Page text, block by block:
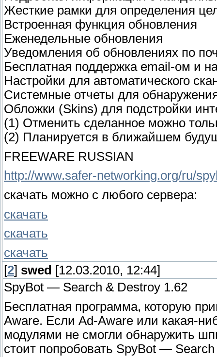
Жесткие рамки для определения
Встроенная функция обновления
Еженедельные обновления
Уведомления об обновлениях по
Бесплатная поддержка email-ом и
Настройки для автоматического
Системные отчеты для
Обложки (Skins) для подстройки
(1) Отменить сделанное можно
(2) Планируется в ближайшем
FREEWARE RUSSIAN
http://www.safer-networking.org/ru/
скачать можно с любого сервера:
скачать
скачать
скачать
[2] swed [12.03.2010, 12:44]
SpyBot — Search & Destroy 1.62
Бесплатная программа, которую
Aware. Если Ad-Aware или какая-
модулями не смогли обнаружить
стоит попробовать SpyBot —